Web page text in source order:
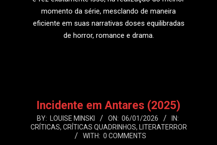
momento da série, mesclando de maneira
eficiente em suas narrativas doses equilibradas
de horror, romance e drama.
Incidente em Antares (2025)
2026-
01-
BY: LOUISE MINSKI ON: 06/01/2026
IN:
CRÍTICAS, CRÍTICAS QUADRINHOS,
LITERATERROR
WITH: 0 COMMENTS